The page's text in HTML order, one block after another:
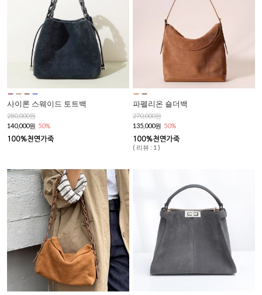
사이론 스웨이드 토트백
280,000원
140,000원 50%
파펠리온 숄더백
270,000원
135,000원 50%
( 리뷰 : 1 )